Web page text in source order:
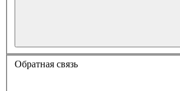
Обратная связь